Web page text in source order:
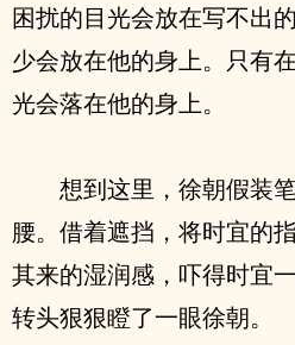
困扰的目光会放在写不出
少会放在他的身上。只有
光会落在他的身上。
想到这里，徐朝假装
腰。借着遮挡，将时宜的
其来的湿润感，吓得时宜
转头狠狠瞪了一眼徐朝。